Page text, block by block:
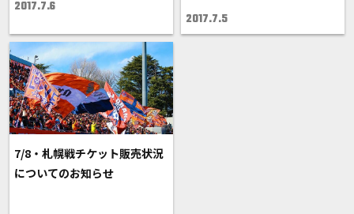
2017.7.6
2017.7.5
7/8・札幌戦チケット販売状況
についてのお知らせ